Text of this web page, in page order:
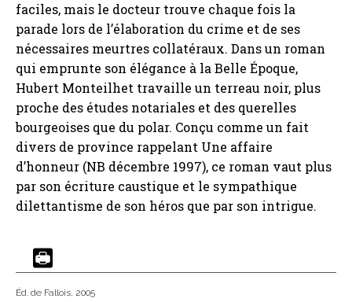
faciles, mais le docteur trouve chaque fois la
parade lors de l’élaboration du crime et de ses
nécessaires meurtres collatéraux. Dans un roman
qui emprunte son élégance à la Belle Époque,
Hubert Monteilhet travaille un terreau noir, plus
proche des études notariales et des querelles
bourgeoises que du polar. Conçu comme un fait
divers de province rappelant Une affaire
d’honneur (NB décembre 1997), ce roman vaut plus
par son écriture caustique et le sympathique
dilettantisme de son héros que par son intrigue.
Éd. de Fallois, 2005